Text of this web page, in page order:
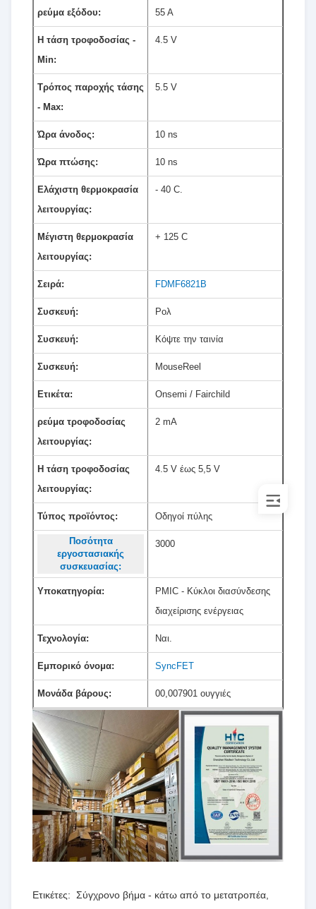
ρεύμα εξόδου: 55 Α
Η τάση τροφοδοσίας -
Min:
4.5 V
Τρόπος παροχής τάσης
- Max:
5.5 V
Ώρα άνοδος: 10 ns
Ώρα πτώσης: 10 ns
Ελάχιστη θερμοκρασία
λειτουργίας:
- 40 C.
Μέγιστη θερμοκρασία
λειτουργίας:
+ 125 C
Σειρά: FDMF6821B
Συσκευή: Ρολ
Συσκευή: Κόψτε την ταινία
Συσκευή: MouseReel
Ετικέτα: Onsemi / Fairchild
ρεύμα τροφοδοσίας
λειτουργίας:
2 mA
Η τάση τροφοδοσίας
λειτουργίας:
4.5 V έως 5,5 V
Τύπος προϊόντος: Οδηγοί πύλης
Ποσότητα
εργοστασιακής
συσκευασίας:
3000
Υποκατηγορία:
PMIC - Κύκλοι διασύνδεσης
διαχείρισης ενέργειας
Τεχνολογία: Ναι.
Εμπορικό όνομα: SyncFET
Μονάδα βάρους: 00,007901 ουγγιές
Ετικέτες: Σύγχρονο βήμα - κάτω από το μετατροπέα